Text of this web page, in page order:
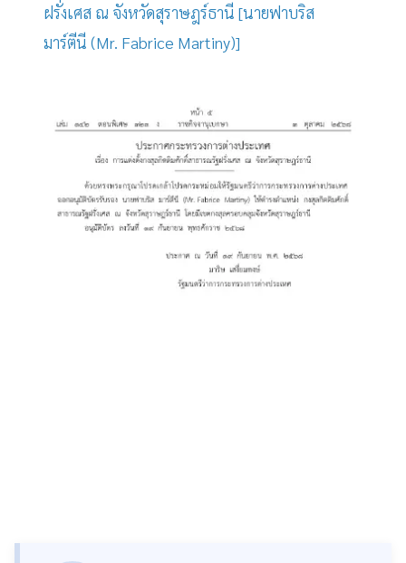
ฝรั่งเศส ณ จังหวัดสุราษฎร์ธานี [นายฟาบริส
มาร์ตีนี (Mr. Fabrice Martiny)]